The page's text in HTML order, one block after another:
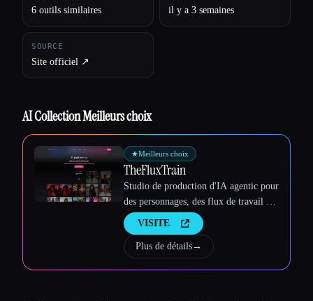
6 outils similaires il y a 3 semaines
SOURCE
Site officiel ↗︎
AI Collection Meilleurs choix
★Meilleurs choix
TheFluxTrain
Studio de production d'IA agentic pour
des personnages, des flux de travail et
des vidéos cohérents
VISITE
Plus de détails→